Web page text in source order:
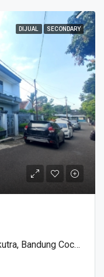
DIJUAL SECONDARY
Dijual Rumah Daerah Sukaluyu, Cikutra, Bandung Cocok Untuk Rumah Tinggal Dan KostanBangunan 2 Lantai